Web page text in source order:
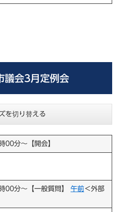
議会3月定例会
を切り替える
00分～【開会】
00分～【一般質問】 午前＜外部